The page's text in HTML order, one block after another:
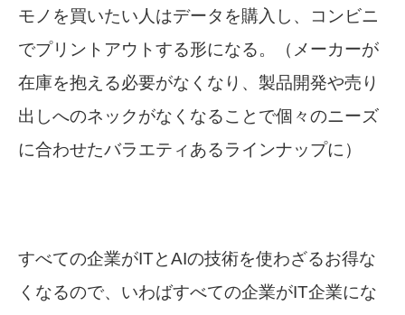
モノを買いたい人はデータを購入し、コンビニ
でプリントアウトする形になる。
（メーカーが
在庫を抱える必要がなくなり、製品開発や売り
出しへのネックがなくなることで個々のニーズ
に合わせたバラエティあるラインナップに）
すべての企業がITとAIの技術を使わざるお得な
くなるので、いわばすべての企業がIT企業にな